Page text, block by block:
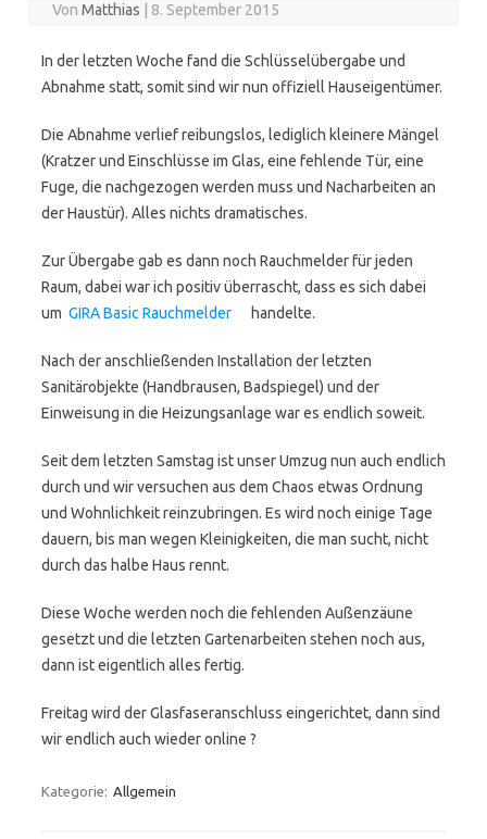
VonMatthias 8. September 2015
In der letzten Woche fand die Schlüsselübergabe und
Abnahme statt, somit sind wir nun offiziell Hauseigentümer.
Die Abnahme verlief reibungslos, lediglich kleinere Mängel
(Kratzer und Einschlüsse im Glas, eine fehlende Tür, eine
Fuge, die nachgezogen werden muss und Nacharbeiten an
der Haustür). Alles nichts dramatisches.
Zur Übergabe gab es dann noch Rauchmelder für jeden
Raum, dabei war ich positiv überrascht, dass es sich dabei
um GIRA Basic Rauchmelder handelte.
Nach der anschließenden Installation der letzten
Sanitärobjekte (Handbrausen, Badspiegel) und der
Einweisung in die Heizungsanlage war es endlich soweit.
Seit dem letzten Samstag ist unser Umzug nun auch endlich
durch und wir versuchen aus dem Chaos etwas Ordnung
und Wohnlichkeit reinzubringen. Es wird noch einige Tage
dauern, bis man wegen Kleinigkeiten, die man sucht, nicht
durch das halbe Haus rennt.
Diese Woche werden noch die fehlenden Außenzäune
gesetzt und die letzten Gartenarbeiten stehen noch aus,
dann ist eigentlich alles fertig.
Freitag wird der Glasfaseranschluss eingerichtet, dann sind
wir endlich auch wieder online ?
Kategorie: Allgemein